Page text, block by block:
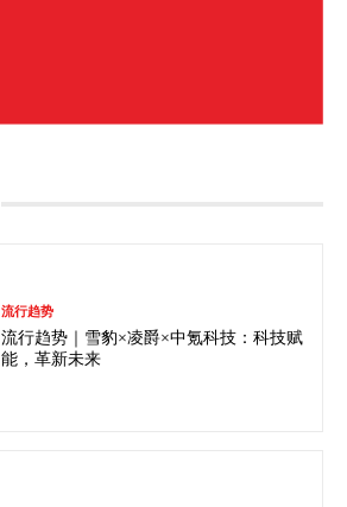
流行趋势
流行趋势｜雪豹×凌爵×中氪科技：科技赋
能，革新未来